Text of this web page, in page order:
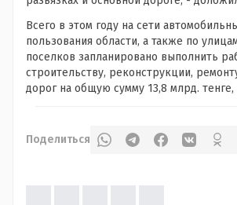
Всего в этом году на сети
пользования области, а также по
поселков запланировано выполнить
строительству, реконструкции,
дорог на общую сумму 13,8 млрд. тенге,
Поделиться